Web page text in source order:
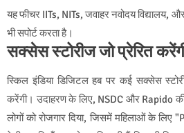
यह फीचर IITs, NITs, जवाहर नवोदय विद्यालय,
भी सपोर्ट करता है।
सक्सेस स्टोरीज जो प्रेरित
स्किल इंडिया डिजिटल हब पर कई सक्सेस
करेंगी। उदाहरण के लिए, NSDC और Rapido की
लोगों को रोजगार दिया, जिसमें महिलाओं के